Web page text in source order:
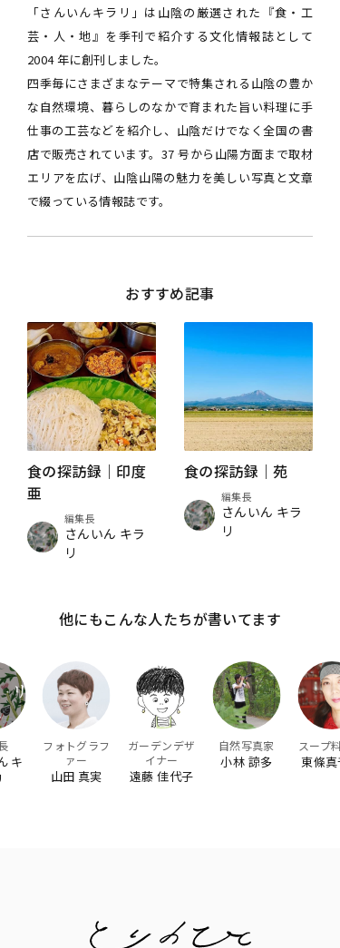
「さんいんキラリ」は山陰の厳選された『食・工
芸・人・地』を季刊で紹介する文化情報誌として
2004 年に創刊しました。
四季毎にさまざまなテーマで特集される山陰の豊か
な自然環境、暮らしのなかで育まれた旨い料理に手
仕事の工芸などを紹介し、山陰だけでなく全国の書
店で販売されています。37 号から山陽方面まで取材
エリアを広げ、山陰山陽の魅力を美しい写真と文章
で綴っている情報誌です。
おすすめ記事
食の探訪録｜印度
亜
編集長
さんいん キラ
リ
食の探訪録｜苑
編集長
さんいん キラ
リ
他にもこんな人たちが書いてます
キ
フォトグラフ
ァー
山田 真実
ガーデンデザ
イナー
遠藤 佳代子
自然写真家
小林 諒多
スープ
東條真